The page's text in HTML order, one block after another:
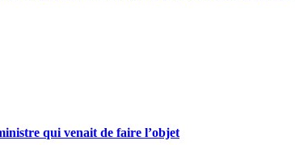
qui venait de faire l’objet